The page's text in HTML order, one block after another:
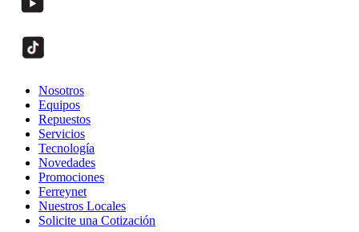
Nosotros
Equipos
Repuestos
Servicios
Tecnología
Novedades
Promociones
Ferreynet
Nuestros Locales
Solicite una Cotización